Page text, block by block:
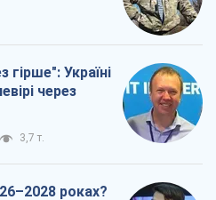
Україні
через
3,7 т.
роках?